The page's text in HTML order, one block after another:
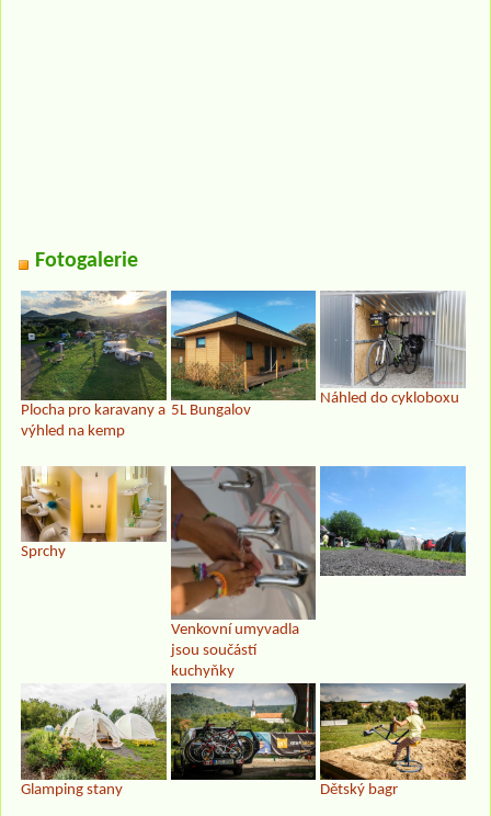
Fotogalerie
Plocha pro karavany a
výhled na kemp
5L Bungalov
Náhled do cykloboxu
Sprchy
Venkovní umyvadla
jsou součástí
kuchyňky
Glamping stany Dětský bagr